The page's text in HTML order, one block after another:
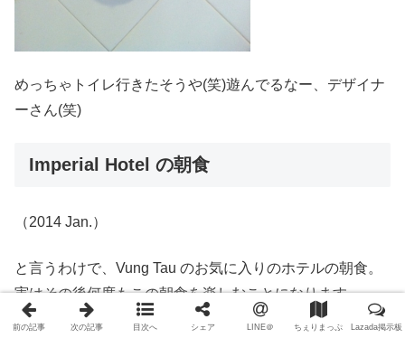
めっちゃトイレ行きたそうや(笑)遊んでるなー、デザイナ
ーさん(笑)
Imperial Hotel の朝食
（2014 Jan.）
と言うわけで、Vung Tau のお気に入りのホテルの朝食。
実はその後何度もこの朝食を楽しむことになります。
前の記事 次の記事 目次へ シェア LINE＠ ちぇりまっぷ Lazada掲示板